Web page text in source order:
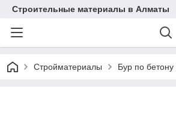
Строительные материалы в Алматы
Стройматериалы Бур по бетону